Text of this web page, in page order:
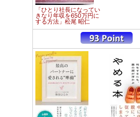
「ひとり社長になってい
きなり年収を650万円に
する方法」松尾 昭仁